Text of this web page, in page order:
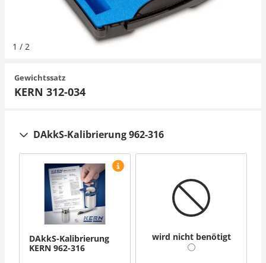
1 / 2
Gewichtssatz
KERN 312-034
DAkkS-Kalibrierung 962-316
DAkkS-Kalibrierung
KERN 962-316
wird nicht benötigt
Waagen inkl. Software
Zug- und Druck-Kraftmesszellen
Videomikroskope
Expertenanwendungen
Newton-Gewichte
Schallpegelmessgerät